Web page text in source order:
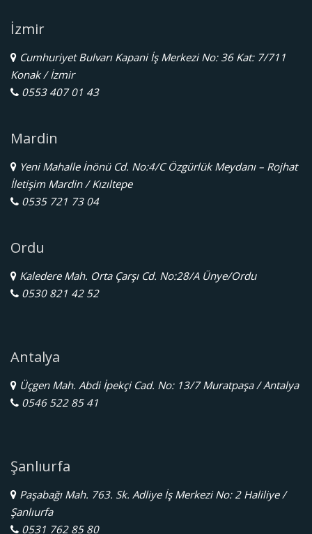
İzmir
Cumhuriyet Bulvarı Kapani İş Merkezi No: 36 Kat: 7/711
Konak / İzmir
0553 407 01 43
Mardin
Yeni Mahalle İnönü Cd. No:4/C Özgürlük Meydanı – Rojhat
İletişim Mardin / Kızıltepe
0535 721 73 04
Ordu
Kaledere Mah. Orta Çarşı Cd. No:28/A Ünye/Ordu
0530 821 42 52
Antalya
Üçgen Mah. Abdi İpekçi Cad. No: 13/7 Muratpaşa / Antalya
0546 522 85 41
Şanlıurfa
Paşabağı Mah. 763. Sk. Adliye İş Merkezi No: 2 Haliliye /
Şanlıurfa
0531 762 85 80